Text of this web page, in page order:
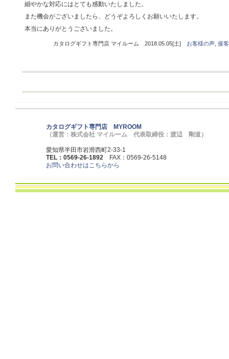
細やかな対応にはとても感動いたしました。
また機会がございましたら、どうぞよろしくお願いいたします。
本当にありがとうございました。
カタログギフト専門店 マイルーム 2018.05.05[土] お客様の声, 接
カタログギフト専門店 MYROOM
（運営：株式会社 マイルーム 代表取締役：渡辺 剛道）
愛知県半田市岩滑西町2-33-1
TEL：0569-26-1892 FAX：0569-26-5148
お問い合わせはこちらから